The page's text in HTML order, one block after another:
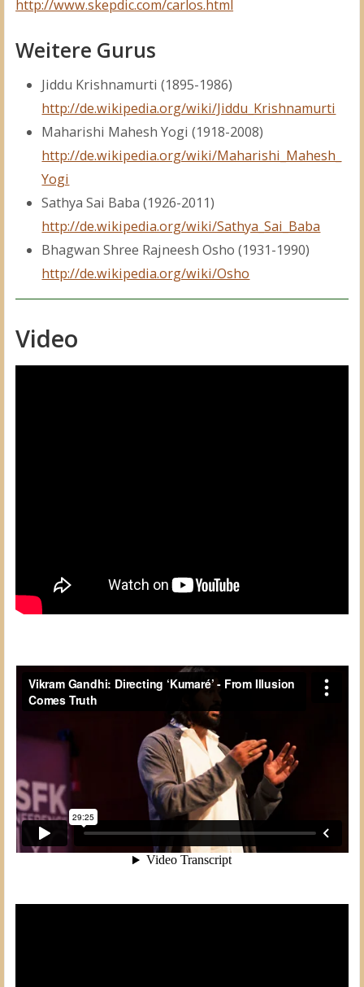
http://www.skepdic.com/carlos.html
Weitere Gurus
Jiddu Krishnamurti (1895-1986)
http://de.wikipedia.org/wiki/Jiddu_Krishnamurti
Maharishi Mahesh Yogi (1918-2008)
http://de.wikipedia.org/wiki/Maharishi_Mahesh_
Yogi
Sathya Sai Baba (1926-2011)
http://de.wikipedia.org/wiki/Sathya_Sai_Baba
Bhagwan Shree Rajneesh Osho (1931-1990)
http://de.wikipedia.org/wiki/Osho
Video